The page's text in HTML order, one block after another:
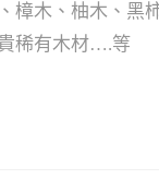
樟木、柚木、
稀有木材….等